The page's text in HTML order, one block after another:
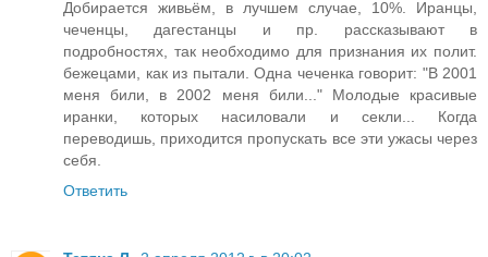
Добирается живьём, в лучшем случае, 10%. Иранцы,
чеченцы, дагестанцы и пр. рассказывают в
подробностях, так необходимо для признания их полит.
бежецами, как из пытали. Одна чеченка говорит: "В 2001
меня били, в 2002 меня били..." Молодые красивые
иранки, которых насиловали и секли... Когда
переводишь, приходится пропускать все эти ужасы через
себя.
Ответить